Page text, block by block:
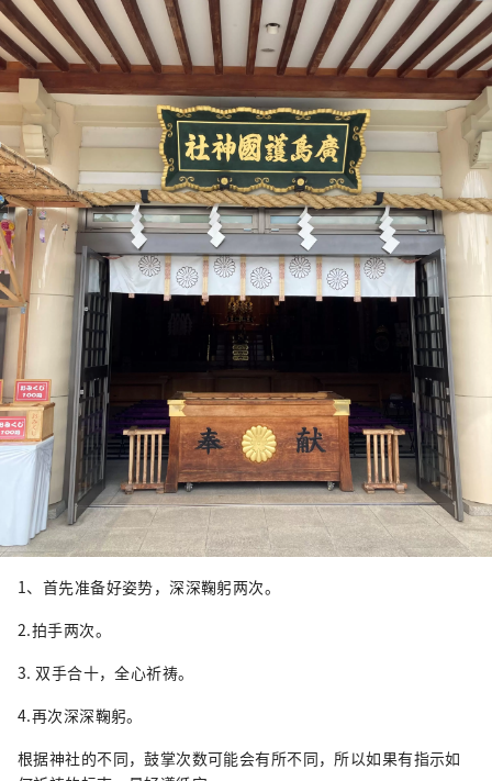
1、首先准备好姿势，深深鞠躬两次。
2.拍手两次。
3. 双手合十，全心祈祷。
4.再次深深鞠躬。
根据神社的不同，鼓掌次数可能会有所不同，所以如果有指示如